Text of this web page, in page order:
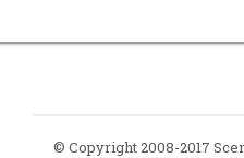
© Copyright 2008-2017